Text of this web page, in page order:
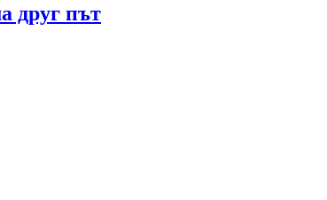
друг път